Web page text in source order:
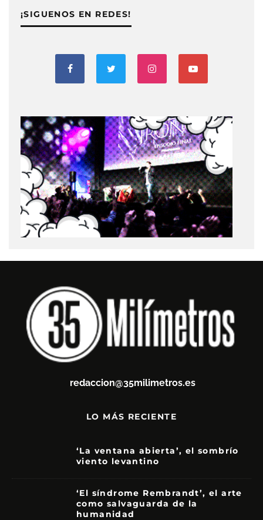
¡SIGUENOS EN REDES!
redaccion@35milimetros.es
LO MÁS RECIENTE
‘La ventana abierta’, el sombrío
viento levantino
‘El síndrome Rembrandt’, el arte
como salvaguarda de la
humanidad